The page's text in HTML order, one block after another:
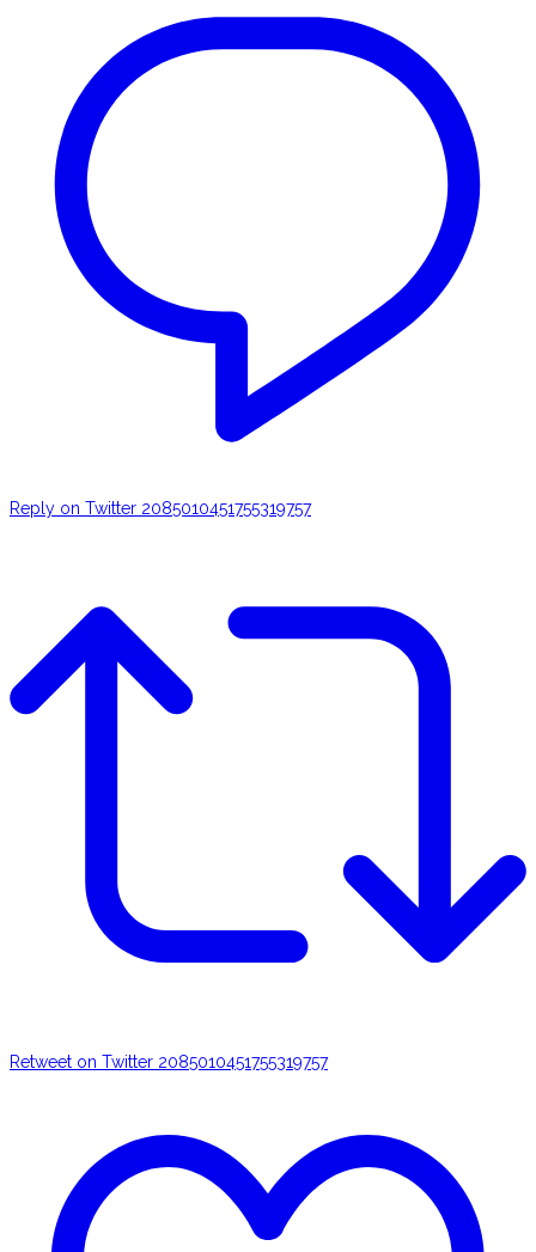
Reply on Twitter 2085010451755319757
Retweet on Twitter 2085010451755319757